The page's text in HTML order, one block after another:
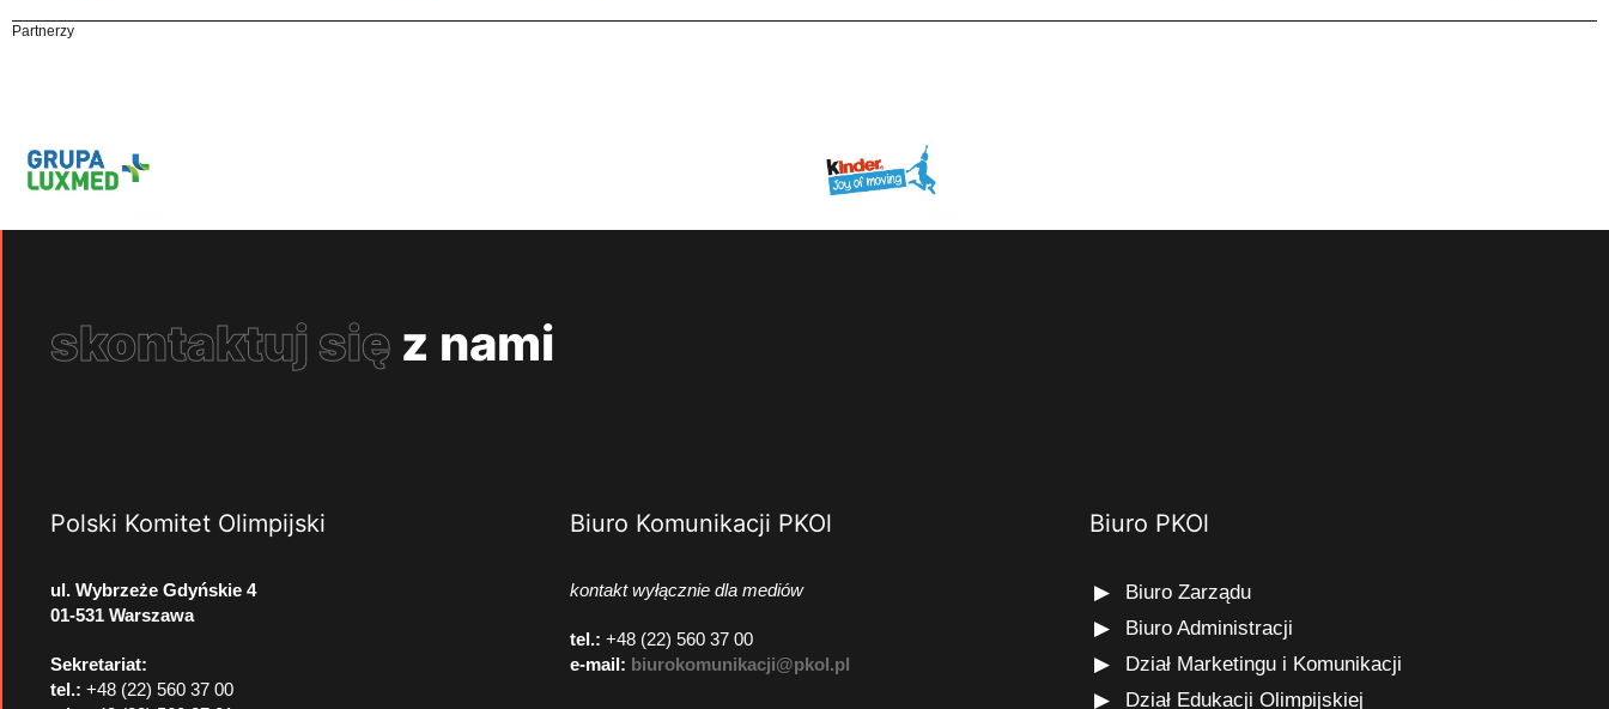
Partnerzy
skontaktuj się z nami
Polski Komitet Olimpijski
ul. Wybrzeże Gdyńskie 4
01-531 Warszawa
Sekretariat:
tel.: +48 (22) 560 37 00
Biuro Komunikacji PKOl
kontakt wyłącznie dla mediów
tel.: +48 (22) 560 37 00
e-mail: biurokomunikacji@pkol.pl
Biuro PKOl
Biuro Zarządu
Biuro Administracji
Dział Marketingu i Komunikacji
Dział Edukacji Olimpijskiej